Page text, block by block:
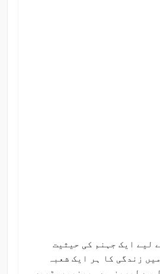
لیے ایک جہنم کی حیثیت
زندگی کا ہر ایک شعبہ